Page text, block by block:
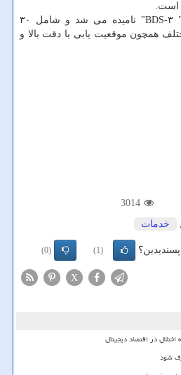
است.
آخرین نسخه این ماهواره " BDS-۳" نامیده می شد و شامل ۳۰
همچون موقعیت یابی با دقت بالا و
3014
, خدمات
(1)
(0)
X
در اقتصاد دیجیتال
شود